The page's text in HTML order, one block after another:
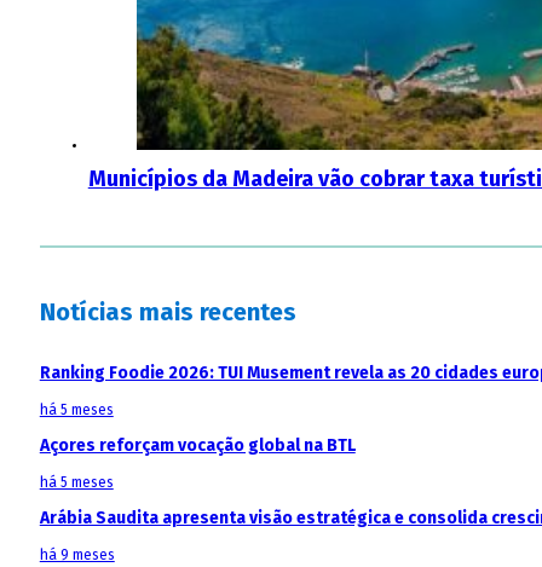
Municípios da Madeira vão cobrar taxa
Notícias mais recentes
Ranking Foodie 2026: TUI Musement revela as 20 cidades
há 5 meses
Açores reforçam vocação global na BTL
há 5 meses
Arábia Saudita apresenta visão estratégica e consolida
há 9 meses